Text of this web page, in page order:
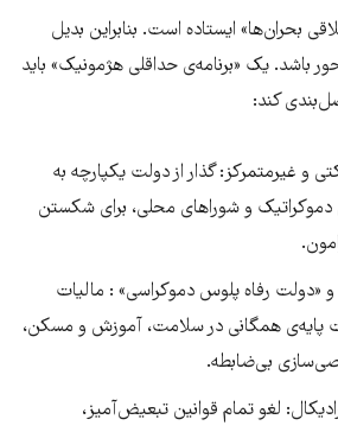
بحران‌ها» ایستاده است. بنابراین بدیل
باشد. یک «برنامه‌ی حداقلی هژمونیک» باید
کند:
و غیرمتمرکز: گذار از دولت یکپارچه به
و شوراهای محلی، برای شکستن
«دولت رفاە پلوس دموکراسی» : مالیات
پایه‌ی همگانی در سلامت، آموزش و مسکن،
بی‌ضابطه.
لغو تمام قوانین تبعیض‌آمیز،